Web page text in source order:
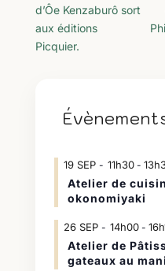
d’Ôe Kenzaburô sort
aux éditions
Picquier.
19 SEP 11h30-
Atelier de
okonomiyaki
26 SEP 14h00-
Atelier de
gateaux au